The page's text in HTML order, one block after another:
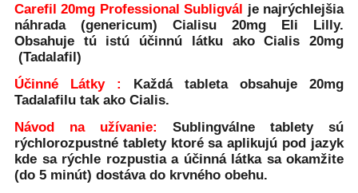
Carefil 20mg Professional Subligvál je najrýchlejšia
náhrada (genericum) Cialisu 20mg Eli Lilly.
Obsahuje tú istú účinnú látku ako Cialis 20mg
(Tadalafil)
Účinné Látky : Každá tableta obsahuje 20mg
Tadalafilu tak ako Cialis.
Návod na užívanie:
Sublingválne tablety sú
rýchlorozpustné tablety ktoré sa aplikujú pod jazyk
kde sa rýchle rozpustia a účinná látka sa okamžite
(do 5 minút) dostáva do krvného obehu.